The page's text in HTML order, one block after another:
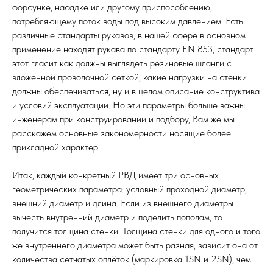
форсунке, насадке или другому приспособлению,
потребляющему поток воды под высоким давлением. Есть
различные стандарты рукавов, в нашей сфере в основном
применение находят рукава по стандарту EN 853, стандарт
этот гласит как должны выглядеть резиновые шланги с
вложенной проволочной сеткой, какие нагрузки на стенки
должны обеспечиваться, ну и в целом описание конструктива
и условий эксплуатации. Но эти параметры больше важны
инженерам при конструировании и подбору, Вам же мы
расскажем основные закономерности носящие более
прикладной характер.
Итак, каждый конкретный РВД имеет три основных
геометрических параметра: условный проходной диаметр,
внешний диаметр и длина. Если из внешнего диаметры
вычесть внутренний диаметр и поделить пополам, то
получится толщина стенки. Толщина стенки для одного и того
же внутреннего диаметра может быть разная, зависит она от
количества сетчатых оплёток (маркировка 1SN и 2SN), чем